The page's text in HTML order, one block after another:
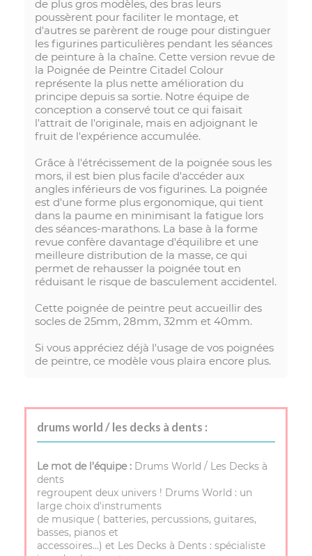
de plus gros modèles, des bras leurs
poussèrent pour faciliter le montage, et
d'autres se parèrent de rouge pour distinguer
les figurines particulières pendant les séances
de peinture à la chaîne. Cette version revue de
la Poignée de Peintre Citadel Colour
représente la plus nette amélioration du
principe depuis sa sortie. Notre équipe de
conception a conservé tout ce qui faisait
l'attrait de l'originale, mais en adjoignant le
fruit de l'expérience accumulée.
Grâce à l'étrécissement de la poignée sous les
mors, il est bien plus facile d'accéder aux
angles inférieurs de vos figurines. La poignée
est d'une forme plus ergonomique, qui tient
dans la paume en minimisant la fatigue lors
des séances-marathons. La base à la forme
revue confère davantage d'équilibre et une
meilleure distribution de la masse, ce qui
permet de rehausser la poignée tout en
réduisant le risque de basculement accidentel.
Cette poignée de peintre peut accueillir des
socles de 25mm, 28mm, 32mm et 40mm.
Si vous appréciez déjà l'usage de vos poignées
de peintre, ce modèle vous plaira encore plus.
drums world / les decks à dents :
Le mot de l’équipe : Drums World / Les Decks à
dents
regroupent deux univers ! Drums World : un
large choix d'instruments
de musique ( batteries, percussions, guitares,
basses, pianos et
accessoires…) et Les Decks à Dents : spécialiste